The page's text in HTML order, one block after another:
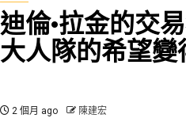
迪倫·拉金的交
大人隊的希望變
2 個月 ago 陳建宏